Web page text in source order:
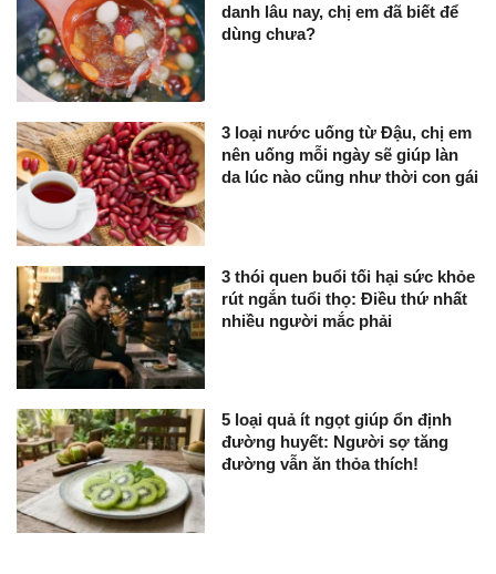
danh lâu nay, chị em đã biết để
dùng chưa?
3 loại nước uống từ Đậu, chị em
nên uống mỗi ngày sẽ giúp làn
da lúc nào cũng như thời con gái
3 thói quen buổi tối hại sức khỏe
rút ngắn tuổi thọ: Điều thứ nhất
nhiều người mắc phải
5 loại quả ít ngọt giúp ổn định
đường huyết: Người sợ tăng
đường vẫn ăn thỏa thích!